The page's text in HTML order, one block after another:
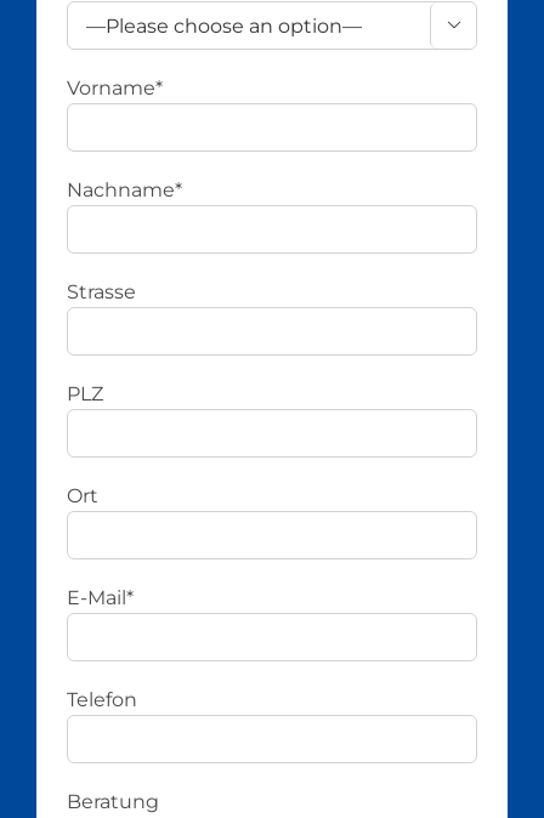

Vorname*
Nachname*
Strasse
PLZ
Ort
E-Mail*
Telefon
Beratung